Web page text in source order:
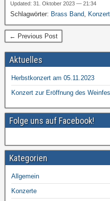
c
e
b
o
o
k
tt
er
e
n
Updated: 31. Oktober 2023 — 21:34
Schlagwörter: Brass Band, Konzert
← Previous Post
Aktuelles
Herbstkonzert am 05.11.2023
Konzert zur Eröffnung des
Folge uns auf Facebook!
Kategorien
Allgemein
Konzerte